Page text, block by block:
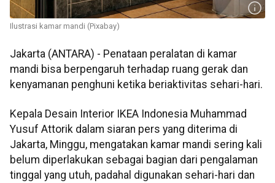
Ilustrasi kamar mandi (Pixabay)
Jakarta (ANTARA) - Penataan peralatan di kamar
mandi bisa berpengaruh terhadap ruang gerak dan
kenyamanan penghuni ketika beriaktivitas sehari-hari.
Kepala Desain Interior IKEA Indonesia Muhammad
Yusuf Attorik dalam siaran pers yang diterima di
Jakarta, Minggu, mengatakan kamar mandi sering kali
belum diperlakukan sebagai bagian dari pengalaman
tinggal yang utuh, padahal digunakan sehari-hari dan